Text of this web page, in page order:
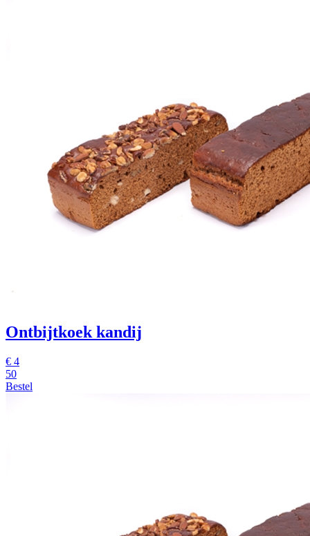
Ontbijtkoek kandij
€ 4
50
Bestel